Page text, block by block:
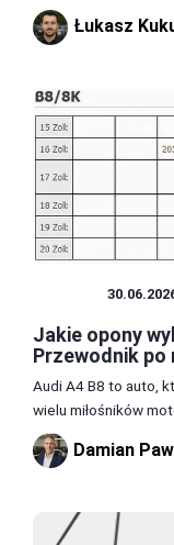
Łukasz
Jakie opony
Przewodnik po
Audi A4 B8 to auto,
wielu miłośników
Damian